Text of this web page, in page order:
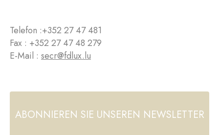
Telefon :+352 27 47 481
Fax : +352 27 47 48 279
E-Mail : secr@fdlux.lu
ABONNIEREN SIE UNSEREN NEWSLETTER